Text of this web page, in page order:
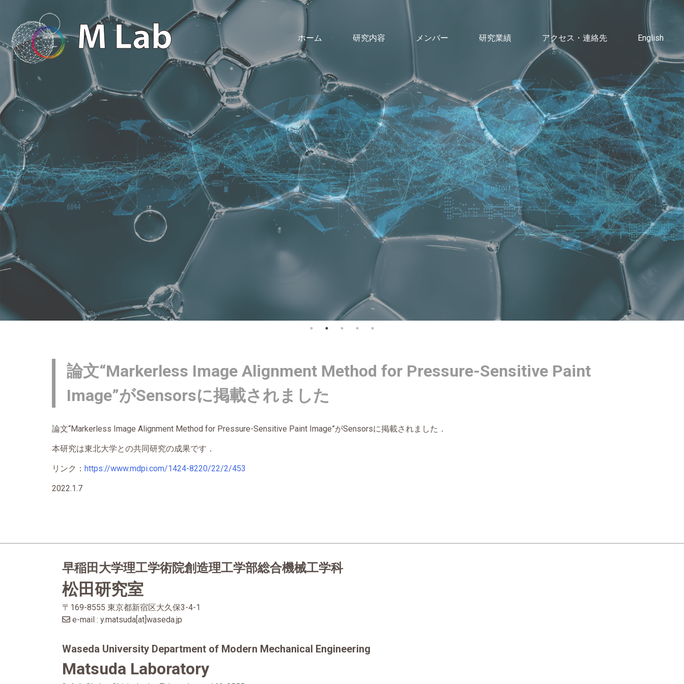
ホーム 研究内容 メンバー 研究業績 アクセス・連絡先 English
論文“Markerless Image Alignment Method for Pressure-Sensitive Paint
Image”がSensorsに掲載されました
論文“Markerless Image Alignment Method for Pressure-Sensitive Paint Image”がSensorsに掲載されました．
本研究は東北大学との共同研究の成果です．
リンク： https://www.mdpi.com/1424-8220/22/2/453
2022.1.7
早稲田大学理工学術院創造理工学部総合機械工学科
松田研究室
〒169-8555 東京都新宿区大久保3-4-1
e-mail : y.matsuda[at]waseda.jp
Waseda University Department of Modern Mechanical Engineering
Matsuda Laboratory